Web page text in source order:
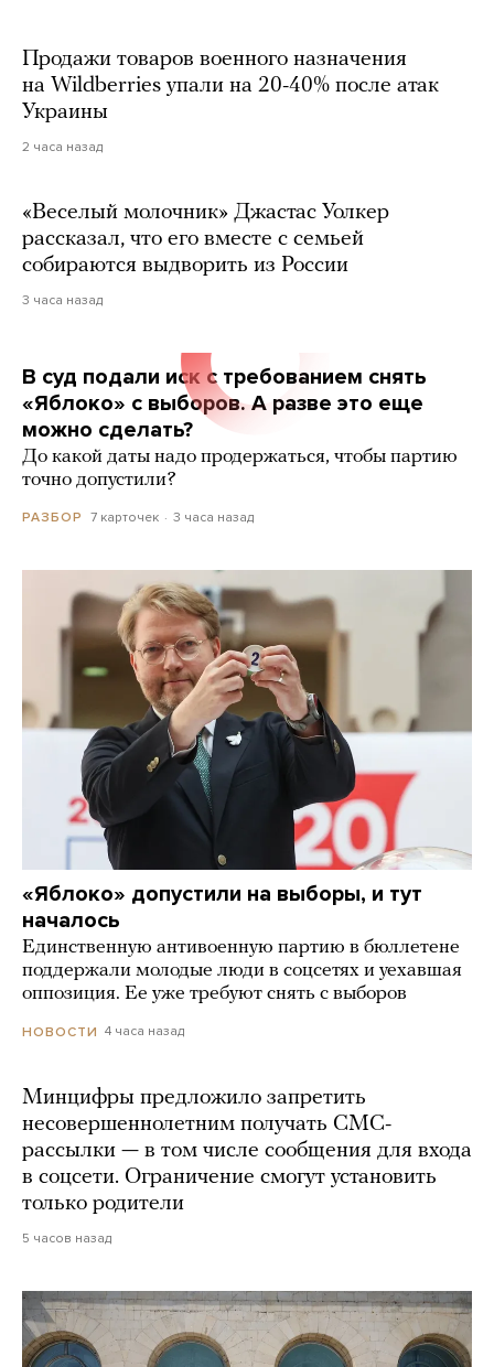
Продажи товаров военного назначения
на Wildberries упали на 20-40% после атак
Украины
2 часа назад
«Веселый молочник» Джастас Уолкер
рассказал, что его вместе с семьей
собираются выдворить из России
3 часа назад
В суд подали иск с требованием снять
«Яблоко» с выборов. А разве это еще
можно сделать?
До какой даты надо продержаться, чтобы партию
точно допустили?
РАЗБОР 7 карточек 3 часа назад
«Яблоко» допустили на выборы, и тут
началось
Единственную антивоенную партию в бюллетене
поддержали молодые люди в соцсетях и уехавшая
оппозиция. Ее уже требуют снять с выборов
НОВОСТИ 4 часа назад
Минцифры предложило запретить
несовершеннолетним получать СМС-
рассылки — в том числе сообщения для входа
в соцсети. Ограничение смогут установить
только родители
5 часов назад